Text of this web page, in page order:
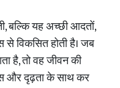
बल्कि यह अच्छी आदतों,
विकसित होती है। जब
है, तो वह जीवन की
और दृढ़ता के साथ कर